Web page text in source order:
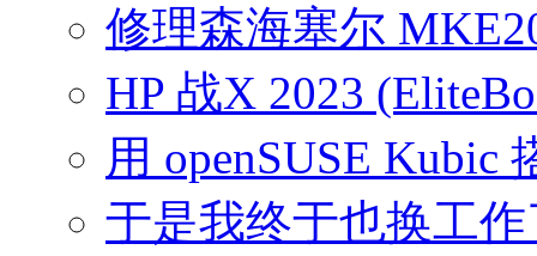
修理森海塞尔
HP 战X 2023
用 openSUSE Kubic
于是我终于也换工作